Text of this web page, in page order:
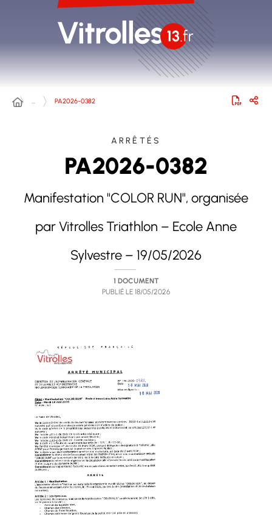
… PA2026-0382
ARRÊTÉS
PA2026-0382
Manifestation "COLOR RUN", organisée
par Vitrolles Triathlon – Ecole Anne
Sylvestre – 19/05/2026
1 DOCUMENT
PUBLIÉ LE 18/05/2026